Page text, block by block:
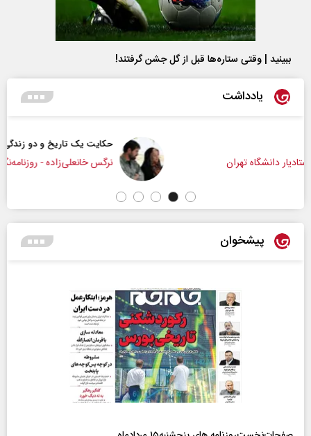
ببینید | وقتی ستاره‌ها قبل از گل جشن گرفتند!
یادداشت
حکایت یک تاریخ و دو زندگی
نرگس خانعلی‌زاده - روزنامه‌نگار
پیشخوان